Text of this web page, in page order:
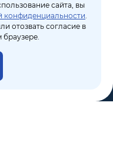
сайта, вы
конфиденциальности.
отозвать согласие в